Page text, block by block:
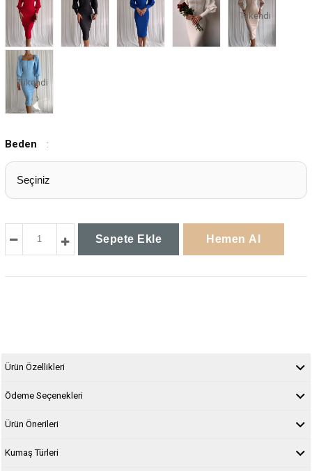
Tükendi
Tükendi
Beden :
Ürün Özellikleri
Ödeme Seçenekleri
Ürün Önerileri
Kumaş Türleri